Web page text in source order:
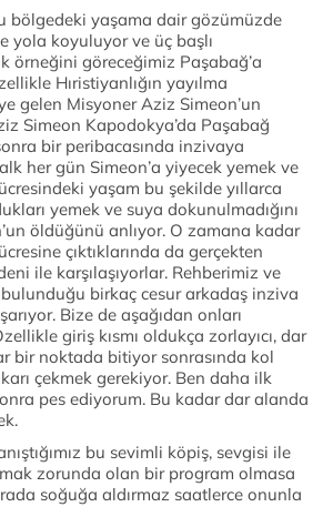
bölgedeki yaşama dair gözümüzde
yola koyuluyor ve üç başlı
örneğini göreceğimiz Paşabağ’a
Hıristiyanlığın yayılma
gelen Misyoner Aziz Simeon’un
Simeon Kapodokya’da Paşabağ
bir peribacasında inzivaya
her gün Simeon’a yiyecek yemek ve
yaşam bu şekilde yıllarca
yemek ve suya dokunulmadığını
öldüğünü anlıyor. O zamana kadar
çıktıklarında da gerçekten
ile karşılaşıyorlar. Rehberimiz ve
birkaç cesur arkadaş inziva
Bize de aşağıdan onları
giriş kısmı oldukça zorlayıcı, dar
bir noktada bitiyor sonrasında kol
çekmek gerekiyor. Ben daha ilk
pes ediyorum. Bu kadar dar alanda
bu sevimli köpiş, sevgisi ile
zorunda olan bir program olmasa
soğuğa aldırmaz saatlerce onunla